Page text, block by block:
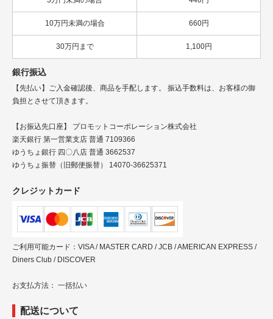
10万円未満の場合 660円
30万円まで 1,100円
銀行振込
【先払い】ご入金確認後、商品を手配します。 振込手数料は、お客様の御
負担とさせて頂きます。
【お振込先口座】 プロモットコーポレーション株式会社
楽天銀行 第一営業支店 普通 7109366
ゆうちょ銀行 四〇八店 普通 3662537
ゆうちょ振替（旧郵便振替） 14070-36625371
クレジットカード
ご利用可能カード：VISA / MASTER CARD / JCB / AMERICAN EXPRESS /
Diners Club / DISCOVER
お支払方法： 一括払い
配送について